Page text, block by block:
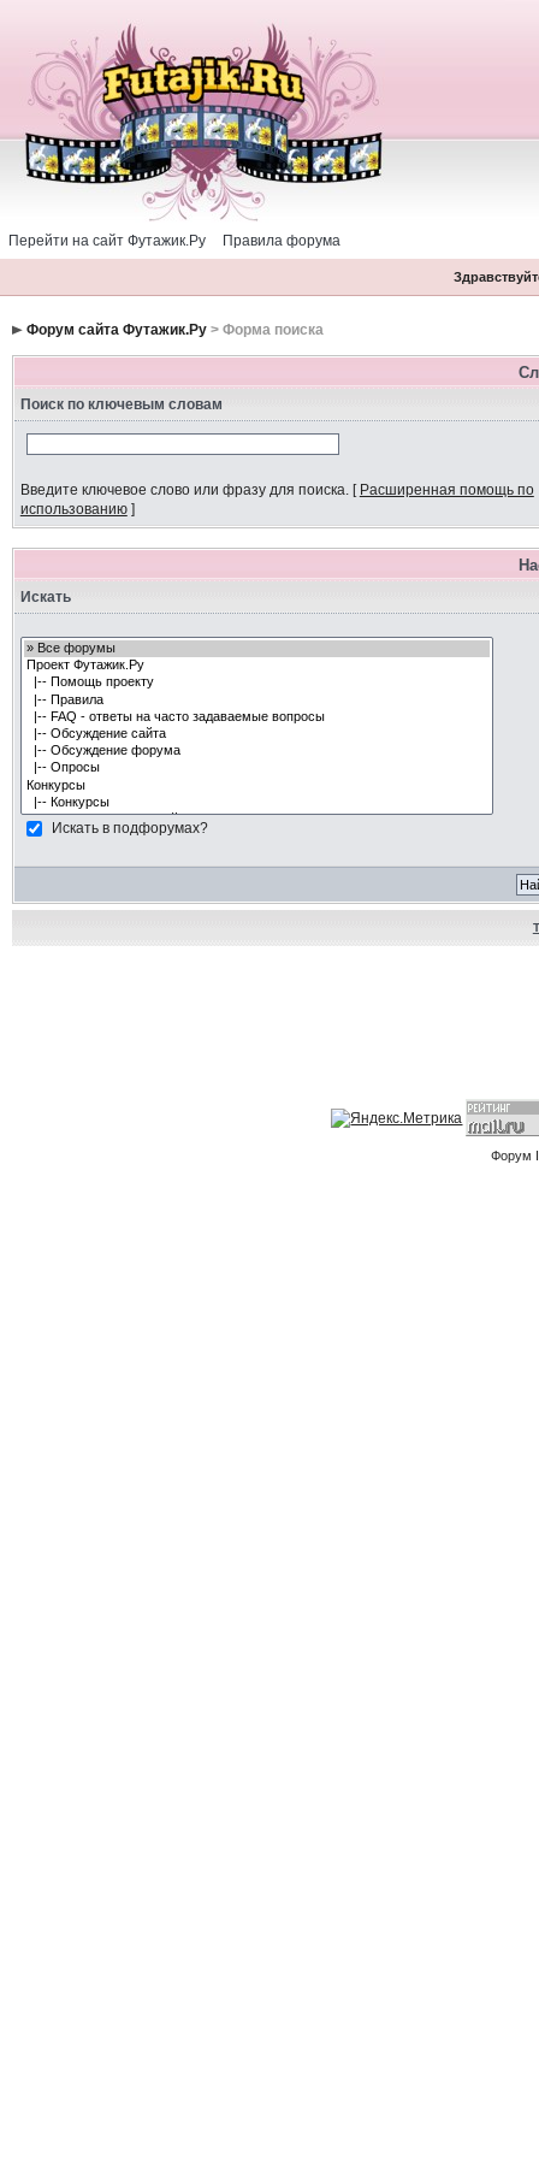
Перейти на сайт Футажик.Ру Правила форума
Форум сайта Футажик.Ру> Форма поиска
Поиск по ключевым словам
Введите ключевое слово или фразу для поиска.[ Расширенная помощь по
использованию]
Искать
Искать в подфорумах?
Форум